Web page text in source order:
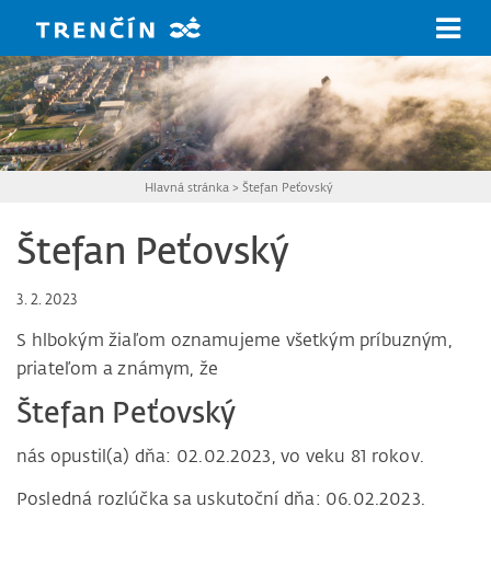
Hlavná stránka >Štefan Peťovský
Štefan Peťovský
3. 2. 2023
S hlbokým žiaľom oznamujeme všetkým príbuzným,
priateľom a známym, že
Štefan Peťovský
nás opustil(a) dňa: 02.02.2023, vo veku 81 rokov.
Posledná rozlúčka sa uskutoční dňa: 06.02.2023.